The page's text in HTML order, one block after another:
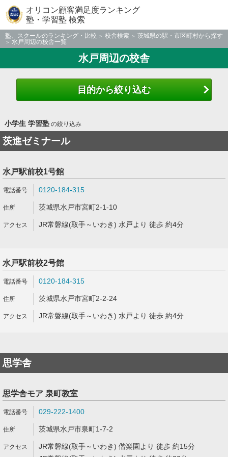
オリコン顧客満足度ランキング
塾・学習塾 検索
塾、スクールのランキング・比較 校舎検索
茨城県の駅・市区町村から探す
水戸周辺の校舎一覧
水戸周辺の校舎
目的から絞り込む
小学生 学習塾の絞り込み
茨進ゼミナール
水戸駅前校1号館
0120-184-315
茨城県水戸市宮町2-1-10
JR常磐線(取手～いわき) 水戸より 徒歩 約4分
水戸駅前校2号館
0120-184-315
茨城県水戸市宮町2-2-24
JR常磐線(取手～いわき) 水戸より 徒歩 約4分
思学舎
思学舎モア 泉町教室
029-222-1400
茨城県水戸市泉町1-7-2
JR常磐線(取手～いわき) 偕楽園より 徒歩 約15分